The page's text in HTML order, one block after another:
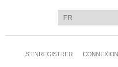
S'ENREGISTRER CONNEXION